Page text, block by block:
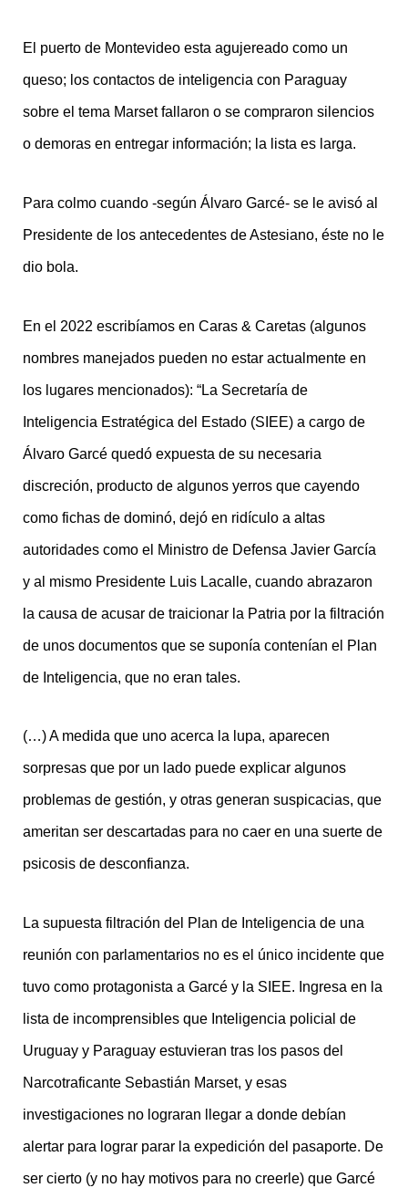
El puerto de Montevideo esta agujereado como un
queso; los contactos de inteligencia con Paraguay
sobre el tema Marset fallaron o se compraron silencios
o demoras en entregar información; la lista es larga.
Para colmo cuando -según Álvaro Garcé- se le avisó al
Presidente de los antecedentes de Astesiano, éste no le
dio bola.
En el 2022 escribíamos en Caras & Caretas (algunos
nombres manejados pueden no estar actualmente en
los lugares mencionados): “La Secretaría de
Inteligencia Estratégica del Estado (SIEE) a cargo de
Álvaro Garcé quedó expuesta de su necesaria
discreción, producto de algunos yerros que cayendo
como fichas de dominó, dejó en ridículo a altas
autoridades como el Ministro de Defensa Javier García
y al mismo Presidente Luis Lacalle, cuando abrazaron
la causa de acusar de traicionar la Patria por la filtración
de unos documentos que se suponía contenían el Plan
de Inteligencia, que no eran tales.
(…) A medida que uno acerca la lupa, aparecen
sorpresas que por un lado puede explicar algunos
problemas de gestión, y otras generan suspicacias, que
ameritan ser descartadas para no caer en una suerte de
psicosis de desconfianza.
La supuesta filtración del Plan de Inteligencia de una
reunión con parlamentarios no es el único incidente que
tuvo como protagonista a Garcé y la SIEE. Ingresa en la
lista de incomprensibles que Inteligencia policial de
Uruguay y Paraguay estuvieran tras los pasos del
Narcotraficante Sebastián Marset, y esas
investigaciones no lograran llegar a donde debían
alertar para lograr parar la expedición del pasaporte. De
ser cierto (y no hay motivos para no creerle) que Garcé